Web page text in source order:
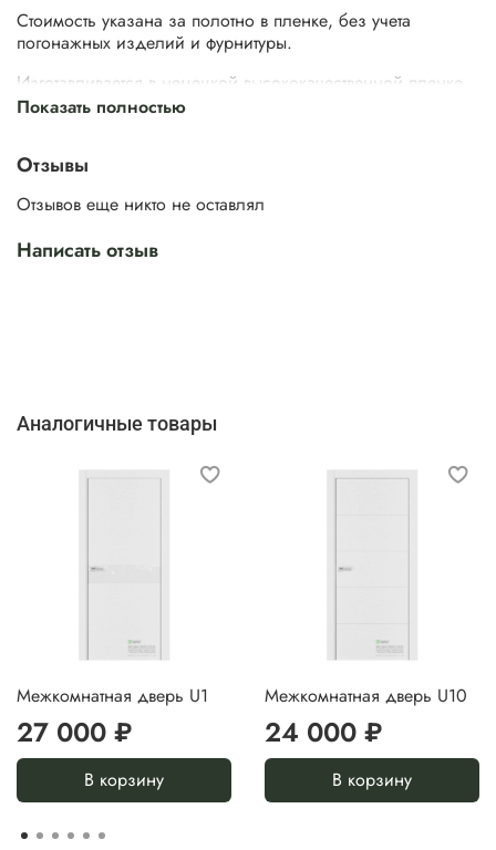
Стоимость указана за полотно в пленке, без учета
погонажных изделий и фурнитуры.
Изготавливается в немецкой высококачественной пленке
или в эмали по палитре RAL.
мм
400/ 500/
800/ 900
1800/ 1850/
Показать полностью
Отзывы
Отзывов еще никто не оставлял
Написать отзыв
Аналогичные товары
Межкомнатная дверь U1
27 000 ₽
В корзину
Межкомнатная дверь U10
24 000 ₽
В корзину